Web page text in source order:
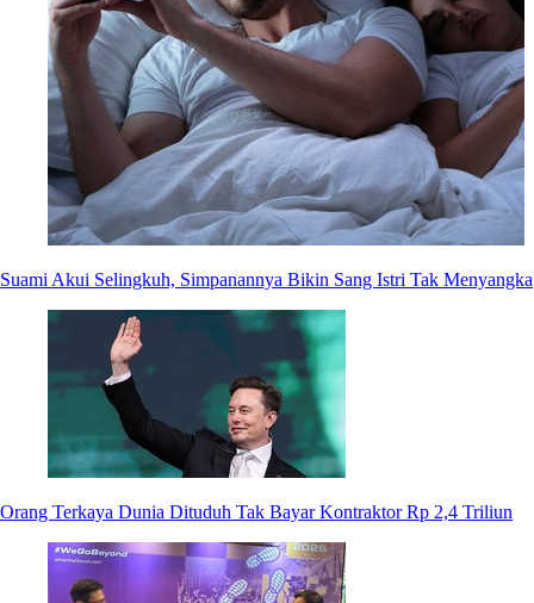
Suami Akui Selingkuh, Simpanannya Bikin Sang Istri Tak Menyangka
Orang Terkaya Dunia Dituduh Tak Bayar Kontraktor Rp 2,4 Triliun